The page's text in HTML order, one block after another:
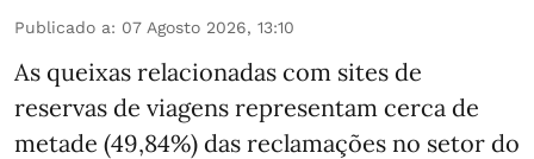
Publicado a: 07 Agosto 2026, 13:10
As queixas relacionadas com sites de
reservas de viagens representam cerca de
metade (49,84%) das reclamações no setor do